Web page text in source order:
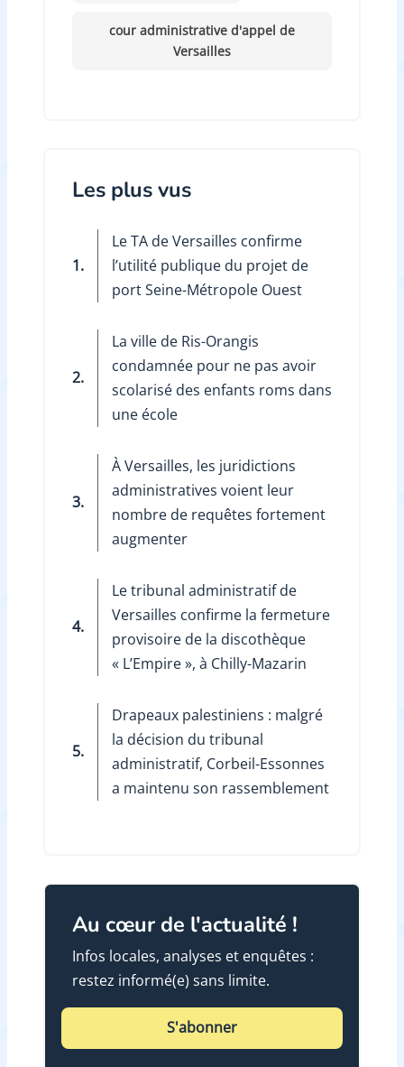
cour administrative d'appel de
Versailles
Les plus vus
1.
Le TA de Versailles confirme
l’utilité publique du projet de
port Seine-Métropole Ouest
2.
La ville de Ris-Orangis
condamnée pour ne pas avoir
scolarisé des enfants roms dans
une école
3.
À Versailles, les juridictions
administratives voient leur
nombre de requêtes fortement
augmenter
4.
Le tribunal administratif de
Versailles confirme la fermeture
provisoire de la discothèque
« L’Empire », à Chilly-Mazarin
5.
Drapeaux palestiniens : malgré
la décision du tribunal
administratif, Corbeil-Essonnes
a maintenu son rassemblement
Au cœur de l'actualité !
Infos locales, analyses et enquêtes :
restez informé(e) sans limite.
S'abonner